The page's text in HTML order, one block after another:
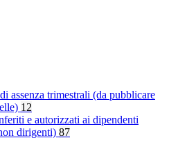
assenza trimestrali (da pubblicare
12
e autorizzati ai dipendenti
dirigenti) 87